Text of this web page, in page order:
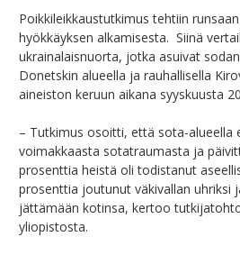
Poikkileikkaustutkimus tehtiin
hyökkäyksen alkamisesta. Siinä
ukrainalaisnuorta, jotka asuivat
Donetskin alueella ja rauhallisella
aineiston keruun aikana syyskuusta
– Tutkimus osoitti, että sota-alueella
voimakkaasta sotatraumasta ja
prosenttia heistä oli todistanut
prosenttia joutunut väkivallan uhriksi
jättämään kotinsa, kertoo
yliopistosta.